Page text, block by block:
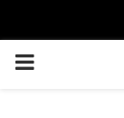
PRIMARY